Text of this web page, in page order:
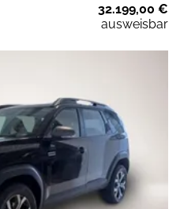
32.199,00 €
ausweisbar